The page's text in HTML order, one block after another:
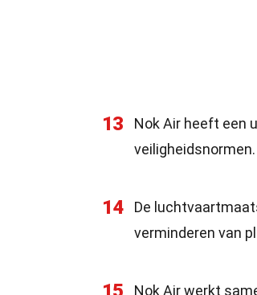
13
Nok Air heeft een
veiligheidsnormen.
14
De
verminderen van
Nok Air werkt